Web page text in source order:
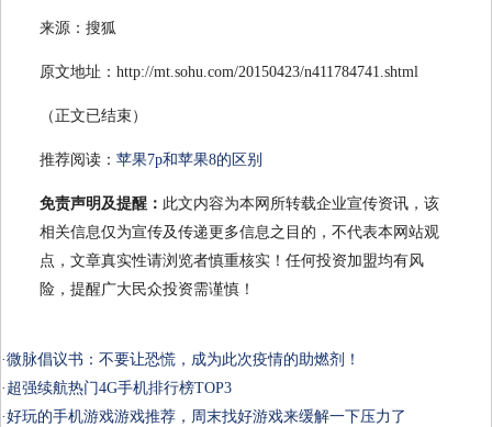
来源：搜狐
原文地址：http://mt.sohu.com/20150423/n411784741.shtml
（正文已结束）
推荐阅读： 苹果7p和苹果8的区别
免责声明及提醒： 此文内容为本网所转载企业宣传资讯，该
相关信息仅为宣传及传递更多信息之目的，不代表本网站观
点，文章真实性请浏览者慎重核实！任何投资加盟均有风
险，提醒广大民众投资需谨慎！
·微脉倡议书：不要让恐慌，成为此次疫情的助燃剂！
· 超强续航热门4G手机排行榜TOP3
·好玩的手机游戏游戏推荐，周末找好游戏来缓解一下压力了